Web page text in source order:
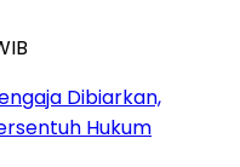
Dibiarkan,
Hukum